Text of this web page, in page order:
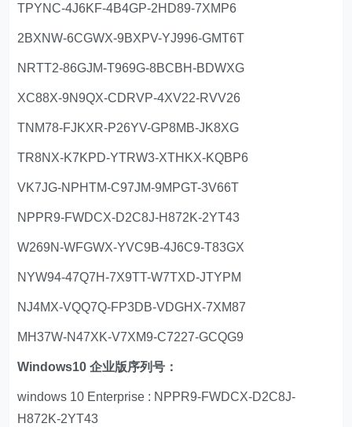
TPYNC-4J6KF-4B4GP-2HD89-7XMP6
2BXNW-6CGWX-9BXPV-YJ996-GMT6T
NRTT2-86GJM-T969G-8BCBH-BDWXG
XC88X-9N9QX-CDRVP-4XV22-RVV26
TNM78-FJKXR-P26YV-GP8MB-JK8XG
TR8NX-K7KPD-YTRW3-XTHKX-KQBP6
VK7JG-NPHTM-C97JM-9MPGT-3V66T
NPPR9-FWDCX-D2C8J-H872K-2YT43
W269N-WFGWX-YVC9B-4J6C9-T83GX
NYW94-47Q7H-7X9TT-W7TXD-JTYPM
NJ4MX-VQQ7Q-FP3DB-VDGHX-7XM87
MH37W-N47XK-V7XM9-C7227-GCQG9
Windows10 企业版序列号：
windows 10 Enterprise : NPPR9-FWDCX-D2C8J-
H872K-2YT43